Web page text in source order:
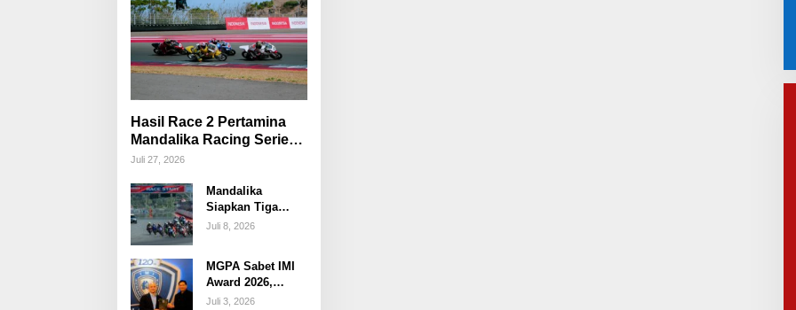
Hasil Race 2 Pertamina
Mandalika Racing Series
Putaran 3
Juli 27, 2026
Mandalika
Siapkan Tiga
Event Besar
Posisi sebagai
Destinasi Sport
Tourism
Juli 8, 2026
MGPA Sabet IMI
Award 2026,
Penyelenggaraan
Juli 3, 2026